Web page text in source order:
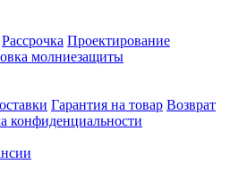
Рассрочка Проектирование
молниезащиты
Гарантия на товар Возврат
конфиденциальности